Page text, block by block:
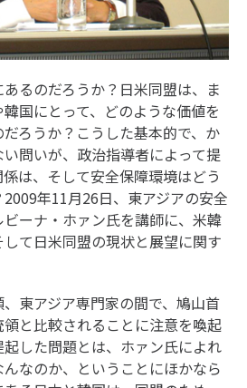
るのだろうか？日米同盟は、ま
国にとって、どのような価値を
ろうか？こうした基本的で、か
問いが、政治指導者によって提
は、そして安全保障環境はどう
年11月26日、東アジアの安全
ーナ・ホァン氏を講師に、米韓
て日米同盟の現状と展望に関す
東アジア専門家の間で、鳩山首
と比較されることに注意を喚起
した問題とは、ホァン氏によれ
なのか、ということにほかなら